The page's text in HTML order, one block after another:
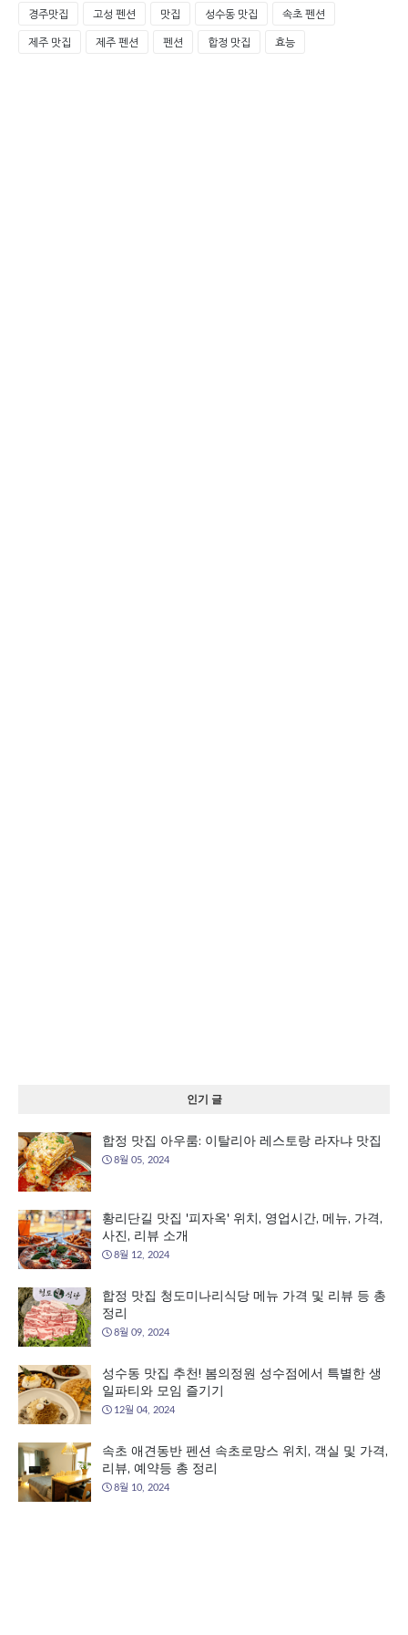
경주맛집 고성 펜션 맛집 성수동 맛집 속초 펜션
제주 맛집 제주 펜션 펜션 합정 맛집 효능
인기 글
합정 맛집 아우룸: 이탈리아 레스토랑 라자냐 맛집
8월 05, 2024
황리단길 맛집 '피자옥' 위치, 영업시간, 메뉴, 가격,
사진, 리뷰 소개
8월 12, 2024
합정 맛집 청도미나리식당 메뉴 가격 및 리뷰 등 총
정리
8월 09, 2024
성수동 맛집 추천! 봄의정원 성수점에서 특별한 생
일파티와 모임 즐기기
12월 04, 2024
속초 애견동반 펜션 속초로망스 위치, 객실 및 가격,
리뷰, 예약등 총 정리
8월 10, 2024